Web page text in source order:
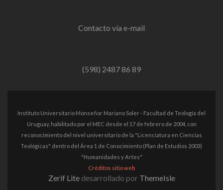
Contacto vía e-mail
(598) 2487 86 89
Instituto Universitario Monseñor Mariano Soler - Facultad de Teología del
Uruguay, habilitado por el MEC desde el 17 de febrero de 2004, con
reconocimiento del nivel universitario de la "Licenciatura en Ciencias
Teológicas" dentro del Área 1 de Conocimiento (Plan de Estudios 2003)
"Humanidades y Artes"
Créditos sitio web
Zerif Lite desarrollado por ThemeIsle